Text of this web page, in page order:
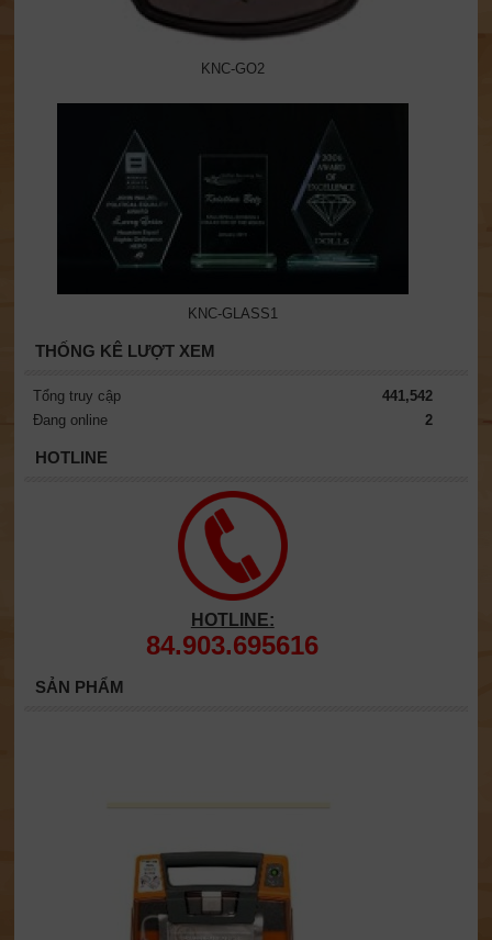
KNC-GO2
KNC-GLASS1
THỐNG KÊ LƯỢT XEM
Tổng truy cập
441,542
Đang online
2
HOTLINE
HOTLINE:
84.903.695616
SẢN PHẨM